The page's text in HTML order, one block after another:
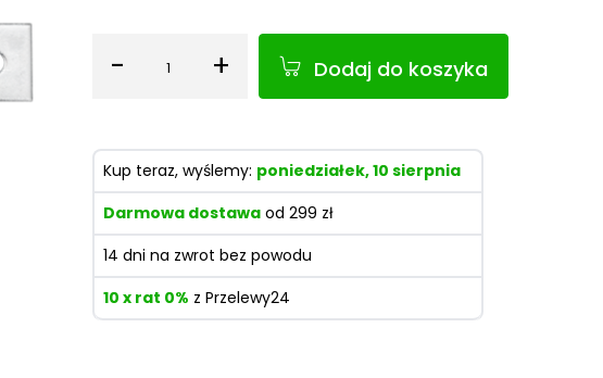
- Ilość + Dodaj do koszyka
Kup teraz, wyślemy: poniedziałek, 10 sierpnia
Darmowa dostawa od 299 zł
14 dni na zwrot bez powodu
10 x rat 0% z Przelewy24